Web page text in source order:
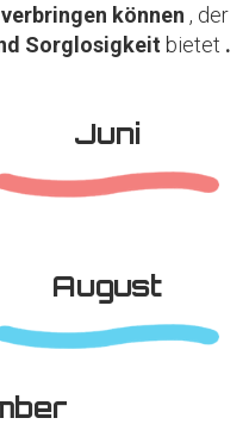
können , der
Sorglosigkeit bietet .
Juni
August